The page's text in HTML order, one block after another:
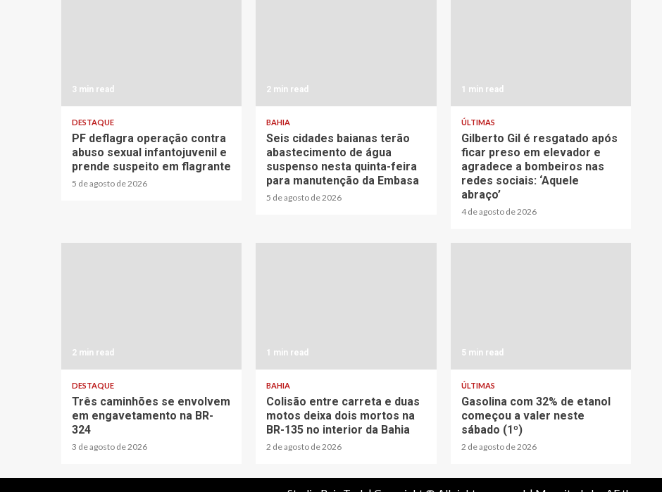
3 min read
DESTAQUE
PF deflagra operação contra
abuso sexual infantojuvenil e
prende suspeito em flagrante
5 de agosto de 2026
2 min read
BAHIA
Seis cidades baianas terão
abastecimento de água
suspenso nesta quinta-feira
para manutenção da Embasa
5 de agosto de 2026
1 min read
ÚLTIMAS
Gilberto Gil é resgatado após
ficar preso em elevador e
agradece a bombeiros nas
redes sociais: ‘Aquele
abraço’
4 de agosto de 2026
2 min read
DESTAQUE
Três caminhões se envolvem
em engavetamento na BR-
324
3 de agosto de 2026
1 min read
BAHIA
Colisão entre carreta e duas
motos deixa dois mortos na
BR-135 no interior da Bahia
2 de agosto de 2026
5 min read
ÚLTIMAS
Gasolina com 32% de etanol
começou a valer neste
sábado (1º)
2 de agosto de 2026